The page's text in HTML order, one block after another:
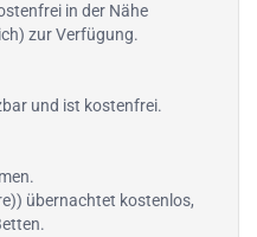
in der Nähe
zur Verfügung.
und ist kostenfrei.
übernachtet kostenlos,